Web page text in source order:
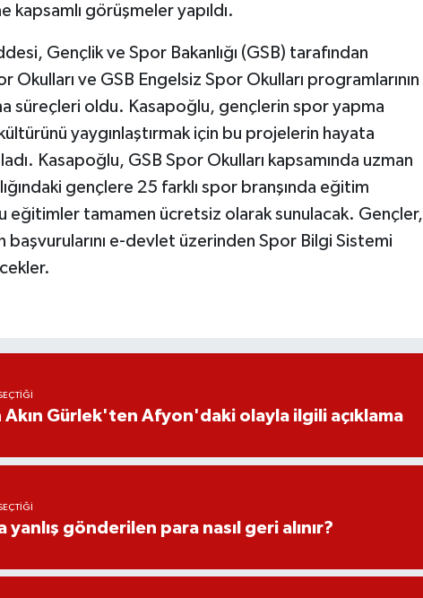
kapsamlı görüşmeler yapıldı.
Gençlik ve Spor Bakanlığı (GSB) tarafından
Okulları ve GSB Engelsiz Spor Okulları programlarının
süreçleri oldu. Kasapoğlu, gençlerin spor yapma
yaygınlaştırmak için bu projelerin hayata
Kasapoğlu, GSB Spor Okulları kapsamında uzman
gençlere 25 farklı spor branşında eğitim
tamamen ücretsiz olarak sunulacak. Gençler,
başvurularını e-devlet üzerinden Spor Bilgi Sistemi
Akın Gürlek'ten Afyon'daki olayla ilgili açıklama
yanlış gönderilen para nasıl geri alınır?